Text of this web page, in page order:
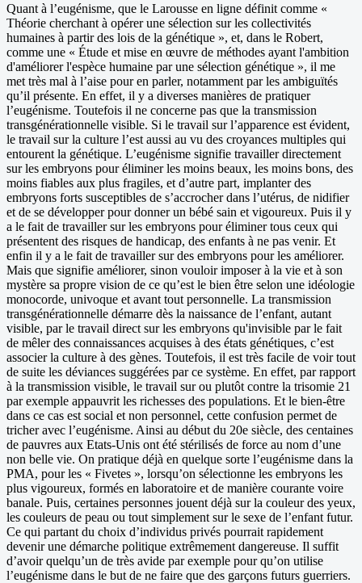
Quant à l’eugénisme, que le Larousse en ligne définit comme «
Théorie cherchant à opérer une sélection sur les collectivités
humaines à partir des lois de la génétique », et, dans le Robert,
comme une « Étude et mise en œuvre de méthodes ayant l'ambition
d'améliorer l'espèce humaine par une sélection génétique », il me
met très mal à l’aise pour en parler, notamment par les ambiguïtés
qu’il présente. En effet, il y a diverses manières de pratiquer
l’eugénisme. Toutefois il ne concerne pas que la transmission
transgénérationnelle visible. Si le travail sur l’apparence est évident,
le travail sur la culture l’est aussi au vu des croyances multiples qui
entourent la génétique. L’eugénisme signifie travailler directement
sur les embryons pour éliminer les moins beaux, les moins bons, des
moins fiables aux plus fragiles, et d’autre part, implanter des
embryons forts susceptibles de s’accrocher dans l’utérus, de nidifier
et de se développer pour donner un bébé sain et vigoureux. Puis il y
a le fait de travailler sur les embryons pour éliminer tous ceux qui
présentent des risques de handicap, des enfants à ne pas venir. Et
enfin il y a le fait de travailler sur des embryons pour les améliorer.
Mais que signifie améliorer, sinon vouloir imposer à la vie et à son
mystère sa propre vision de ce qu’est le bien être selon une idéologie
monocorde, univoque et avant tout personnelle. La transmission
transgénérationnelle démarre dès la naissance de l’enfant, autant
visible, par le travail direct sur les embryons qu'invisible par le fait
de mêler des connaissances acquises à des états génétiques, c’est
associer la culture à des gènes. Toutefois, il est très facile de voir tout
de suite les déviances suggérées par ce système. En effet, par rapport
à la transmission visible, le travail sur ou plutôt contre la trisomie 21
par exemple appauvrit les richesses des populations. Et le bien-être
dans ce cas est social et non personnel, cette confusion permet de
tricher avec l’eugénisme. Ainsi au début du 20e siècle, des centaines
de pauvres aux Etats-Unis ont été stérilisés de force au nom d’une
non belle vie. On pratique déjà en quelque sorte l’eugénisme dans la
PMA, pour les « Fivetes », lorsqu’on sélectionne les embryons les
plus vigoureux, formés en laboratoire et de manière courante voire
banale. Puis, certaines personnes jouent déjà sur la couleur des yeux,
les couleurs de peau ou tout simplement sur le sexe de l’enfant futur.
Ce qui partant du choix d’individus privés pourrait rapidement
devenir une démarche politique extrêmement dangereuse. Il suffit
d’avoir quelqu’un de très avide par exemple pour qu’on utilise
l’eugénisme dans le but de ne faire que des garçons futurs guerriers.